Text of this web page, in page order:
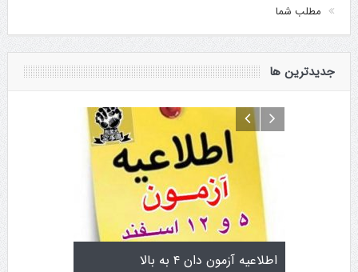
مطلب شما
جدیدترین ها
اطلاعیه آزمون دان ۴ تولد کایچو سن سی گوگن یاماگوچی